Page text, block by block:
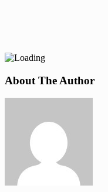
About The Author